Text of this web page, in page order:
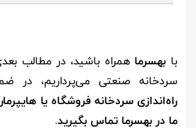
بابهسرما همراه باشید، در مطالب
سردخانه صنعتی می‌پرداریم، در
را‌ه‌اندازی سردخانه فروشگاه یا
ما در بهسرما تماس بگیرید.